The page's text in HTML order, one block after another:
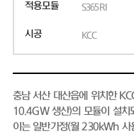
적용모듈 S365RI
시공 KCC
충남 서산 대산읍에 위치한
10.4GW 생산)의 모듈이 설치
이는 일반가정(월 230kWh